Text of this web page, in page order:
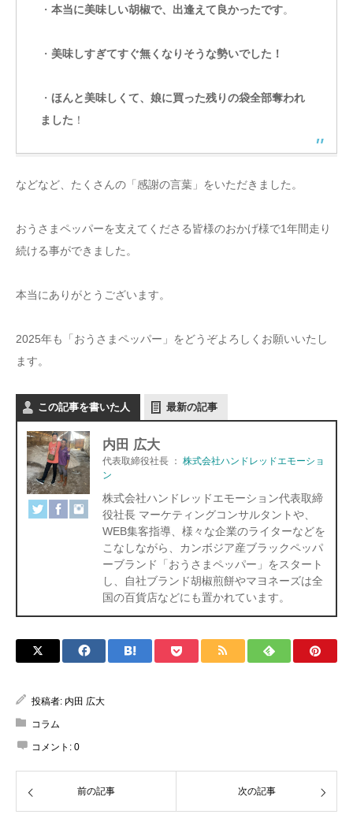
・ 本当に美味しい胡椒で、出逢えて良かったです。
・ 美味しすぎてすぐ無くなりそうな勢いでした！
・ ほんと美味しくて、娘に買った残りの袋全部奪われ
ました ！
などなど、たくさんの「感謝の言葉」をいただきました。
おうさまペッパーを支えてくださる皆様のおかげ様で1年間走り
続ける事ができました。
本当にありがとうございます。
2025年も「おうさまペッパー」をどうぞよろしくお願いいたし
ます。
この記事を書いた人 最新の記事
内田 広大
代表取締役社長 ： 株式会社ハンドレッドエモーショ
ン
株式会社ハンドレッドエモーション代表取締
役社長 マーケティングコンサルタントや、
WEB集客指導、様々な企業のライターなどを
こなしながら、カンボジア産ブラックペッパ
ーブランド「おうさまペッパー」をスタート
し、自社ブランド胡椒煎餅やマヨネーズは全
国の百貨店などにも置かれています。
投稿者: 内田 広大
コラム
コメント: 0
前の記事 次の記事